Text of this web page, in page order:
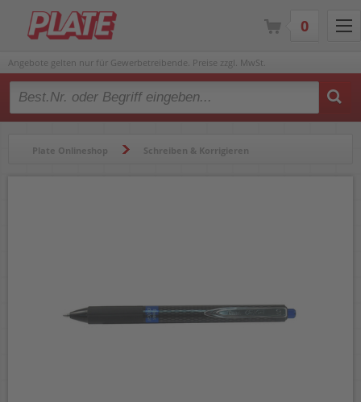
Angebote gelten nur für Gewerbetreibende. Preise zzgl. MwSt.
Type 2 or more characters for results.
Plate Onlineshop Schreiben & Korrigieren
0